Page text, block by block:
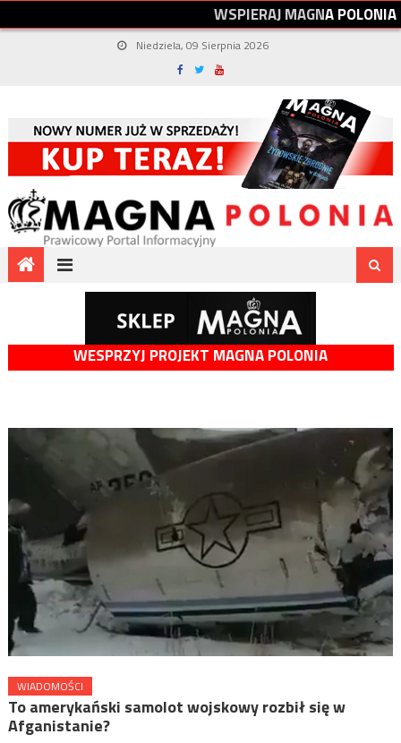
WSPIERAJMAGNAPOLONIA
Niedziela, 09 Sierpnia 2026
WESPRZYJ PROJEKT MAGNA POLONIA
WIADOMOŚCI
To amerykański samolot wojskowy rozbił się w
Afganistanie?